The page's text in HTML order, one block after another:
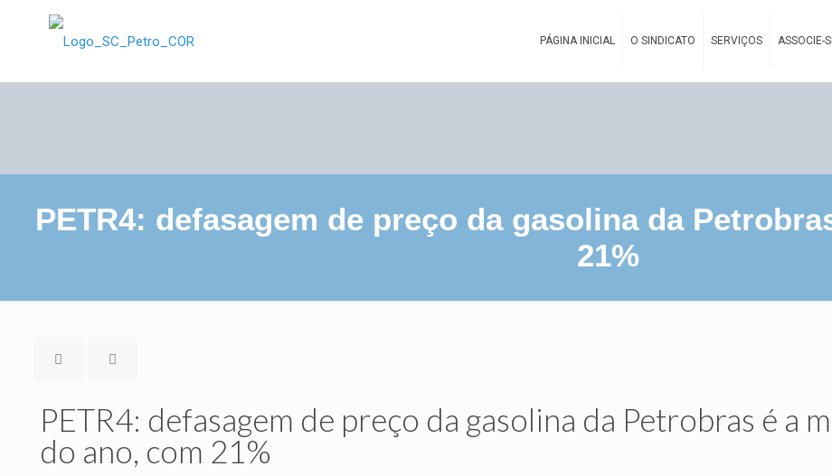
PÁGINA INICIAL O SINDICATO SERVIÇOS ASSOCIE-
PETR4: defasagem de preço da gasolina da
21%
PETR4: defasagem de preço da gasolina da Petrobras é a
do ano, com 21%